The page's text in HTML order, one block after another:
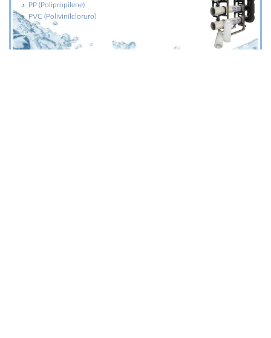
PP (Polipropilene)
PVC (Polivinilcloruro)